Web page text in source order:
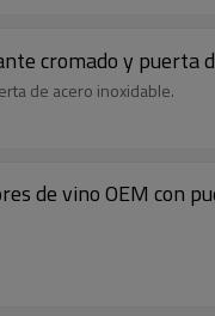
cromado y puerta
de acero inoxidable.
de vino OEM con